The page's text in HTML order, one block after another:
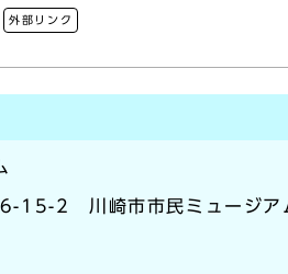
外部リンク
15-2 川崎市市民ミュージア